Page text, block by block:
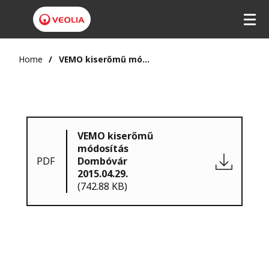
Home VEMO kiserőmű módosítás Dombóvár 2015.04.29.
PDF
VEMO kiserőmű
módosítás
Dombóvár
2015.04.29.
(742.88 KB)